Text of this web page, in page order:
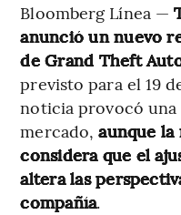
Bloomberg Línea —
anunció un nuevo
de Grand Theft
previsto para el 19
noticia provocó
mercado,aunque la
considera que el
altera las
compañía.